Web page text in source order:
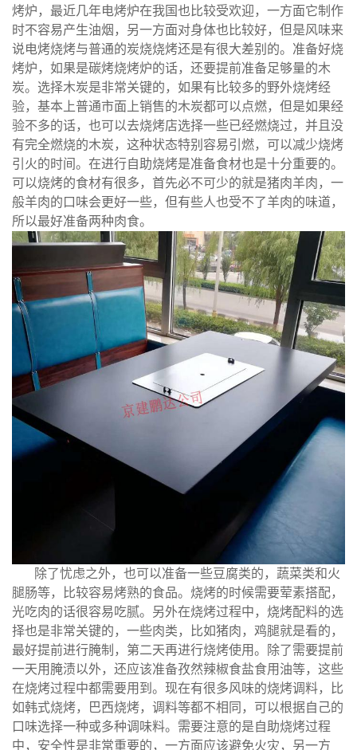
烤炉，最近几年电烤炉在我国也比较受欢迎，一方面它制作
时不容易产生油烟，另一方面对身体也比较好，但是风味来
说电烤烧烤与普通的炭烧烧烤还是有很大差别的。准备好烧
烤炉，如果是碳烤烧烤炉的话，还要提前准备足够量的木
炭。选择木炭是非常关键的，如果有比较多的野外烧烤经
验，基本上普通市面上销售的木炭都可以点燃，但是如果经
验不多的话，也可以去烧烤店选择一些已经燃烧过，并且没
有完全燃烧的木炭，这种状态特别容易引燃，可以减少烧烤
引火的时间。在进行自助烧烤是准备食材也是十分重要的。
可以烧烤的食材有很多，首先必不可少的就是猪肉羊肉，一
般羊肉的口味会更好一些，但有些人也受不了羊肉的味道，
所以最好准备两种肉食。
除了忧虑之外，也可以准备一些豆腐类的，蔬菜类和火
腿肠等，比较容易烤熟的食品。烧烤的时候需要荤素搭配，
光吃肉的话很容易吃腻。另外在烧烤过程中，烧烤配料的选
择也是非常关键的，一些肉类，比如猪肉，鸡腿就是看的，
最好提前进行腌制，第二天再进行烧烤使用。除了需要提前
一天用腌渍以外，还应该准备孜然辣椒食盐食用油等，这些
在烧烤过程中都需要用到。现在有很多风味的烧烤调料，比
如韩式烧烤，巴西烧烤，调料等都不相同，可以根据自己的
口味选择一种或多种调味料。需要注意的是自助烧烤过程
中，安全性是非常重要的，一方面应该避免火灾，另一方